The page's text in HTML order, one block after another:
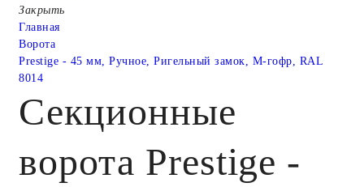
Закрыть
Главная
Ворота
Prestige - 45 мм, Ручное, Ригельный замок, M-гофр, RAL
8014
Секционные
ворота Prestige -